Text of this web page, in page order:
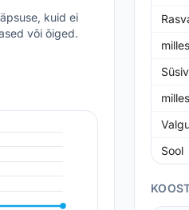
kuid ei
või õiged.
Sool